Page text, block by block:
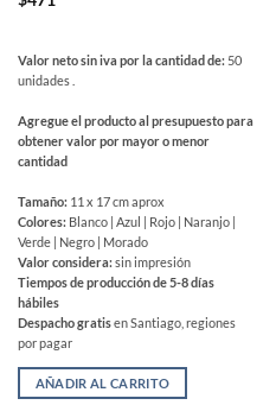
Valor neto sin iva por la cantidad de: 50
unidades .
Agregue el producto al presupuesto para
obtener valor por mayor o menor
cantidad
Tamaño: 11 x 17 cm aprox
Colores: Blanco | Azul | Rojo | Naranjo |
Verde | Negro | Morado
Valor considera:sin impresión
Tiempos de producción de 5-8 días
hábiles
Despacho gratisen Santiago, regiones
por pagar
AÑADIR AL CARRITO